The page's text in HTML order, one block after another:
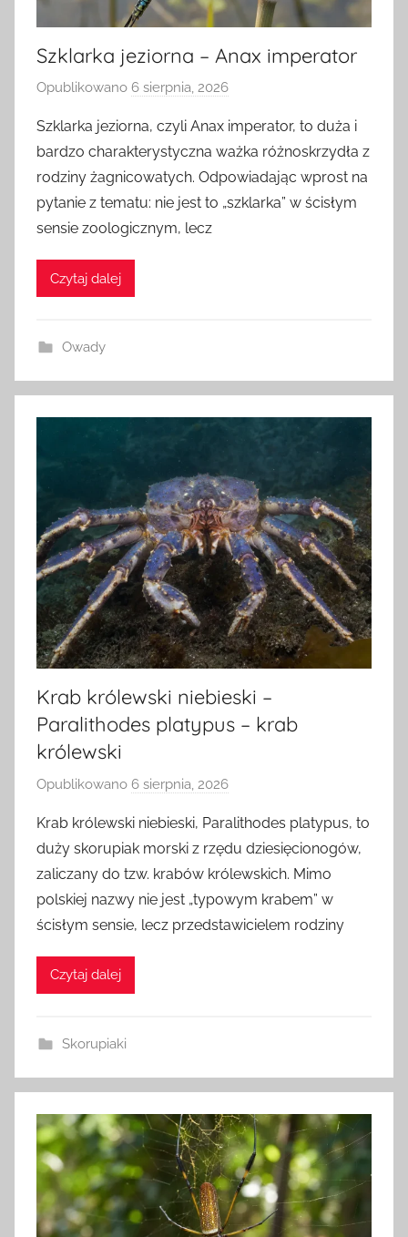
Szklarka jeziorna – Anax imperator
Opublikowano 6 sierpnia, 2026
z
e
z
a
Szklarka jeziorna, czyli Anax imperator, to duża i
bardzo charakterystyczna ważka różnoskrzydła z
rodziny żagnicowatych. Odpowiadając wprost na
pytanie z tematu: nie jest to „szklarka” w ścisłym
sensie zoologicznym, lecz
Czytaj dalej
Owady
Krab królewski niebieski –
Paralithodes platypus – krab
królewski
Opublikowano 6 sierpnia, 2026
z
e
z
a
d
Krab królewski niebieski, Paralithodes platypus, to
duży skorupiak morski z rzędu dziesięcionogów,
zaliczany do tzw. krabów królewskich. Mimo
polskiej nazwy nie jest „typowym krabem” w
ścisłym sensie, lecz przedstawicielem rodziny
Czytaj dalej
Skorupiaki